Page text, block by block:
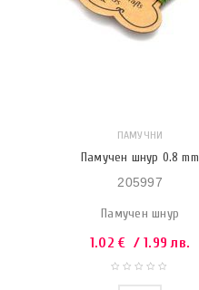
ПАМУЧНИ
Памучен шнур 0.8 mm
205997
Памучен шнур
1.02€ / 1.99 лв.